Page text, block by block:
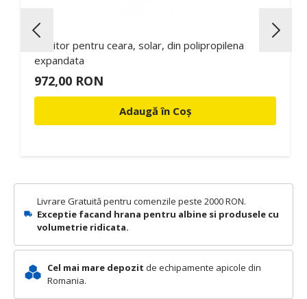
Livrare Gratuită pentru comenzile peste 2000 RON.
Exceptie facand hrana pentru albine si produsele cu
volumetrie ridicata.
Cel mai mare depozit de echipamente apicole din
Romania.
Topitor pentru ceara, solar, din polipropilena
expandata
972,00 RON
Adaugă în Coș